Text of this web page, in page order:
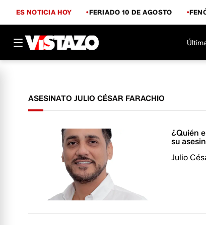
ES NOTICIA HOY FERIADO 10 DE AGOSTO
ASESINATO JULIO CÉSAR FARACHIO
¿Quién
su
Julio